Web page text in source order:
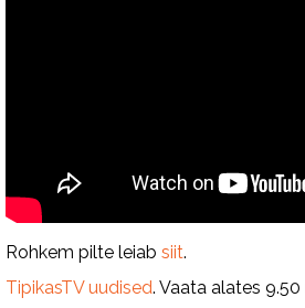
Rohkem pilte leiab siit.
TipikasTV uudised. Vaata alates 9.50